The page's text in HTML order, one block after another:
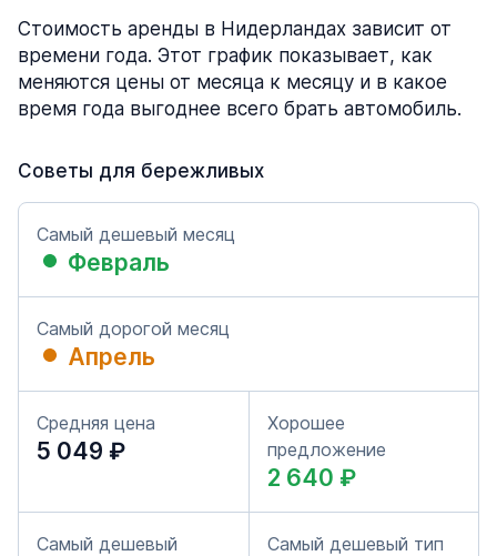
Стоимость аренды в Нидерландах зависит от
времени года. Этот график показывает, как
меняются цены от месяца к месяцу и в какое
время года выгоднее всего брать автомобиль.
Советы для бережливых
Самый дешевый месяц
Февраль
Самый дорогой месяц
Апрель
Средняя цена
5 049 ₽
Хорошее
предложение
2 640 ₽
Самый дешевый
Самый дешевый тип